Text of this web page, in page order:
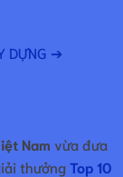
DỰNG ➔
Nam vừa đưa
thưởngTop 10